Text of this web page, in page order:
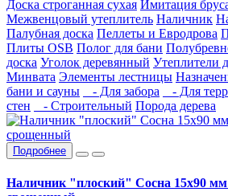
Доска строганная сухая Имитация
Межвенцовый утеплитель Наличник
Палубная доска Пеллеты и Евродрова
Плиты OSB Полог для бани
доска Уголок деревянный Утеплители
Минвата Элементы лестницы
бани и сауны
- Для забора - Для
стен
- Строительный Порода дерева
Подробнее
Наличник "плоский" Сосна 15х90 мм